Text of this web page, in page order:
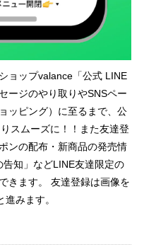
ョップvalance「公式 LINE
ージのやり取りやSNSペー
ッピング）に至るまで、公
スムーズに！！また友達登
ンの配布・新商品の発売情
知」などLINE友達限定の
きます。 友達登録は画像を
みます。